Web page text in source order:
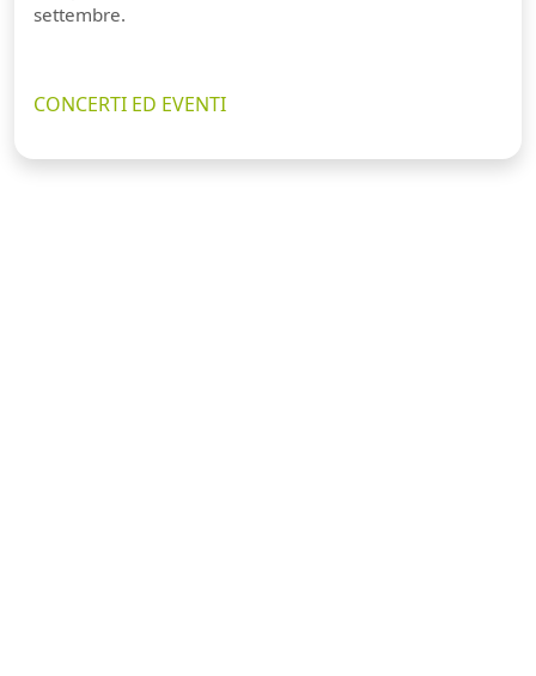
settembre.
CONCERTI ED EVENTI